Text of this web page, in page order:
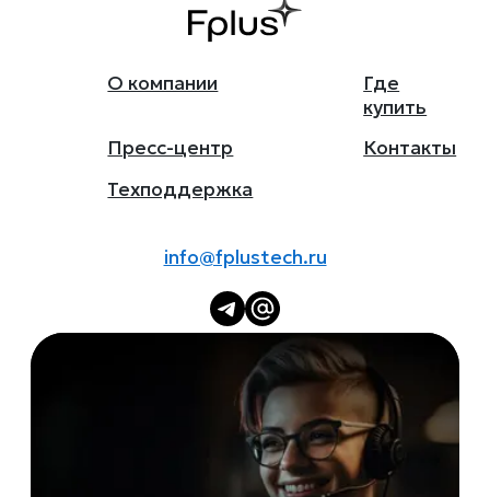
О компании
Где
купить
Пресс-центр
Контакты
Техподдержка
info@fplustech.ru